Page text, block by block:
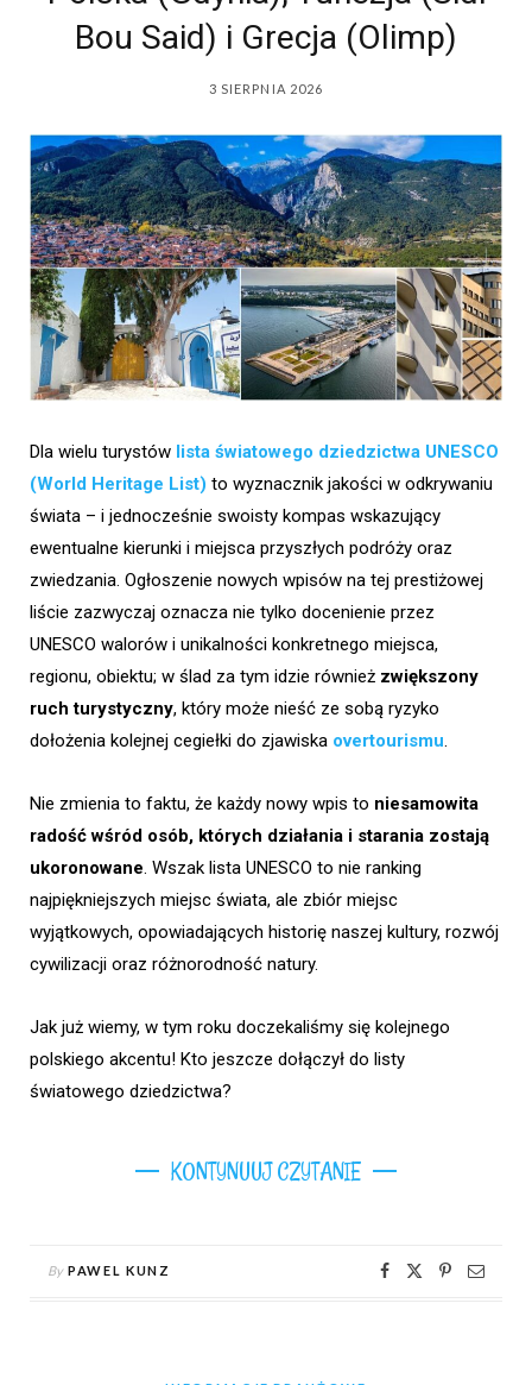
Bou Said) i Grecja (Olimp)
3 SIERPNIA 2026
Dla wielu turystów lista światowego dziedzictwa UNESCO
(World Heritage List) to wyznacznik jakości w odkrywaniu
świata – i jednocześnie swoisty kompas wskazujący
ewentualne kierunki i miejsca przyszłych podróży oraz
zwiedzania. Ogłoszenie nowych wpisów na tej prestiżowej
liście zazwyczaj oznacza nie tylko docenienie przez
UNESCO walorów i unikalności konkretnego miejsca,
regionu, obiektu; w ślad za tym idzie również zwiększony
ruch turystyczny, który może nieść ze sobą ryzyko
dołożenia kolejnej cegiełki do zjawiska overtourismu.
Nie zmienia to faktu, że każdy nowy wpis to niesamowita
radość wśród osób, których działania i starania zostają
ukoronowane. Wszak lista UNESCO to nie ranking
najpiękniejszych miejsc świata, ale zbiór miejsc
wyjątkowych, opowiadających historię naszej kultury, rozwój
cywilizacji oraz różnorodność natury.
Jak już wiemy, w tym roku doczekaliśmy się kolejnego
polskiego akcentu! Kto jeszcze dołączył do listy
światowego dziedzictwa?
KONTYNUUJ CZYTANIE
By PAWEL KUNZ